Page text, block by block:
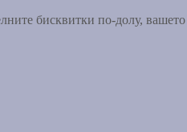
бисквитки по-долу,